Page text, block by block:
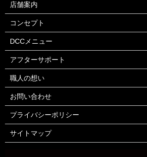
店舗案内
コンセプト
DCCメニュー
アフターサポート
職人の想い
お問い合わせ
プライバシーポリシー
サイトマップ